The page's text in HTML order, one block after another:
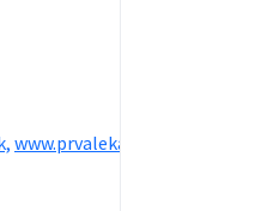
www.prvalekaren.sk